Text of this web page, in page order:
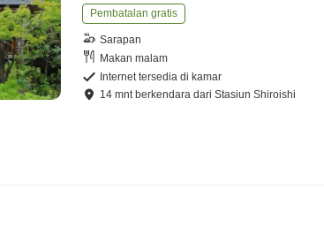
Pembatalan gratis
Sarapan
Makan malam
Internet tersedia di kamar
14 mnt berkendara dariStasiun Shiroishi